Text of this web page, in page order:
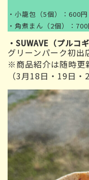
・小籠包（5個）：600円
・角煮まん（2個）：700
・SUWAVE（プルコ
グリーンパーク初出
※商品紹介は随時更
（3月18日・19日・